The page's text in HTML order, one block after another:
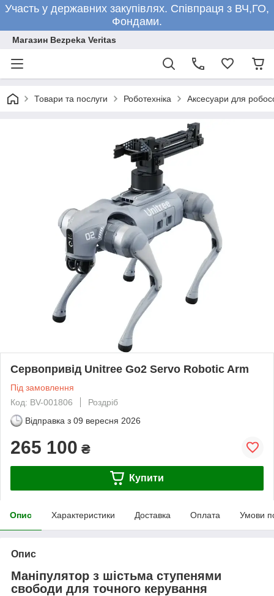
Участь у державних закупівлях. Співпраця з ВЧ,ГО,
Фондами.
Магазин Bezpeka Veritas
Товари та послуги Роботехніка Аксесуари для
Сервопривід Unitree Go2 Servo Robotic Arm
Під замовлення
Код: BV-001806
Роздріб
Відправка з 09 вересня 2026
265 100 ₴
Купити
Опис Характеристики Доставка Оплата Умови
Опис
Маніпулятор з шістьма ступенями
свободи для точного керування